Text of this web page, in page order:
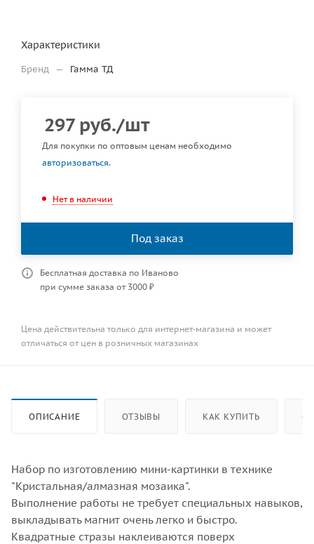
Характеристики
Бренд — Гамма ТД
297руб./шт
Для покупки по оптовым ценам необходимо
авторизоваться.
Нет в наличии
Под заказ
Бесплатная доставка по Иваново
при сумме заказа от 3000 ₽
Цена действительна только для интернет-магазина и может
отличаться от цен в розничных магазинах
ОПИСАНИЕ ОТЗЫВЫ КАК КУПИТЬ
Набор по изготовлению мини-картинки в технике
"Кристальная/алмазная мозаика".
Выполнение работы не требует специальных навыков,
выкладывать магнит очень легко и быстро.
Квадратные стразы наклеиваются поверх